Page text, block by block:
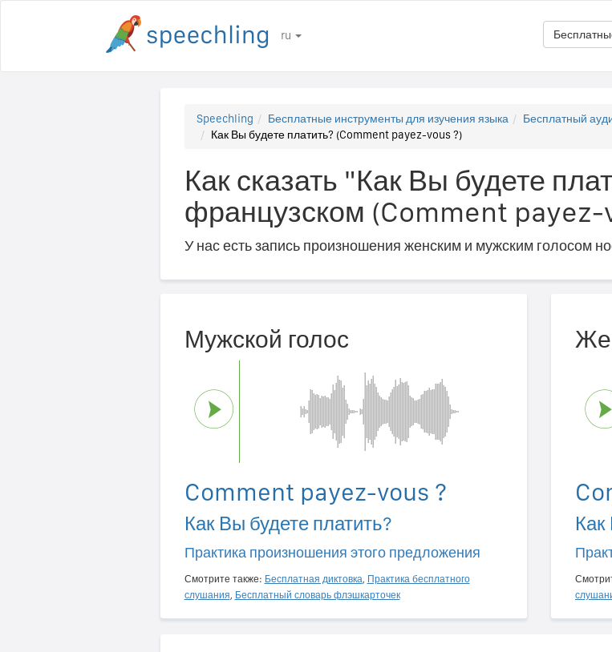
ru
Speechling Бесплатные инструменты для изучения языка
Бесплатный
Как Вы будете платить? (Comment payez-vous ?)
Как сказать "Как Вы будете
французском (Comment payez-
У нас есть запись произношения женским и мужским голосом
Мужской голос
Comment payez-vous ?
Как Вы будете платить?
Практика произношения этого предложения
Смотрите также: Бесплатная диктовка, Практика бесплатного
слушания, Бесплатный словарь флэшкарточек
Как